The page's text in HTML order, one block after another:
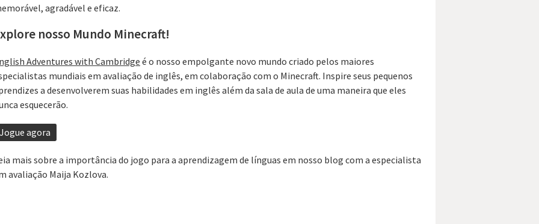
agradável e eficaz.
nosso Mundo Minecraft!
Adventures with Cambridge é o nosso empolgante novo mundo criado pelos maiores
mundiais em avaliação de inglês, em colaboração com o Minecraft. Inspire seus pequenos
a desenvolverem suas habilidades em inglês além da sala de aula de uma maneira que eles
esquecerão.
Jogue agora
mais sobre a importância do jogo para a aprendizagem de línguas em nosso blog com a especialista
avaliação Maija Kozlova.